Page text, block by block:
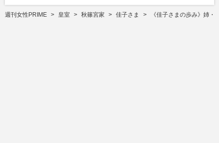
週刊女性PRIME 皇室 秋篠宮家 佳子さま 《佳子さまの歩み》姉